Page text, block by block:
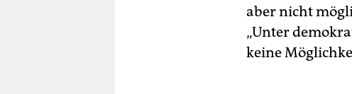
aber nicht
„Unter
keine